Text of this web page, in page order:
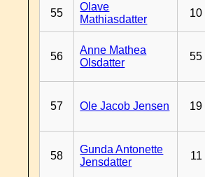
55
Olave
Mathiasdatter
10
56
Anne Mathea
Olsdatter
55
57 Ole Jacob Jensen 19
58
Gunda Antonette
Jensdatter
11